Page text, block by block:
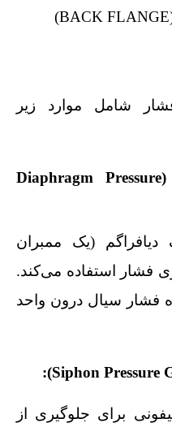
شامل موارد زیر
1. گیج فشار دیافراگمی (Diaphragm Pressure
(یک ممبران
فشار استفاده می‌کند.
فشار سیال درون واحد
برای جلوگیری از